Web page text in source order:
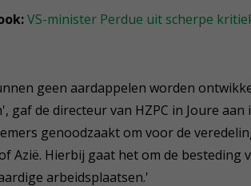
VS-minister Perdue uit scherpe
geen aardappelen worden
gaf de directeur van HZPC in Joure
genoodzaakt om voor de
Azië. Hierbij gaat het om de besteding
arbeidsplaatsen.'